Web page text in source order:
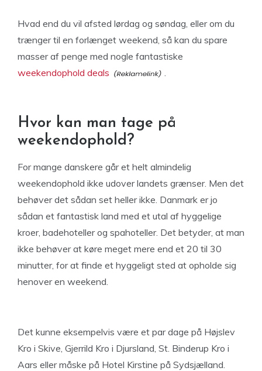
Hvad end du vil afsted lørdag og søndag, eller om du
trænger til en forlænget weekend, så kan du spare
masser af penge med nogle fantastiske
weekendophold deals
.
Hvor kan man tage på
weekendophold?
For mange danskere går et helt almindelig
weekendophold ikke udover landets grænser. Men det
behøver det sådan set heller ikke. Danmark er jo
sådan et fantastisk land med et utal af hyggelige
kroer, badehoteller og spahoteller. Det betyder, at man
ikke behøver at køre meget mere end et 20 til 30
minutter, for at finde et hyggeligt sted at opholde sig
henover en weekend.
Det kunne eksempelvis være et par dage på Højslev
Kro i Skive, Gjerrild Kro i Djursland, St. Binderup Kro i
Aars eller måske på Hotel Kirstine på Sydsjælland.